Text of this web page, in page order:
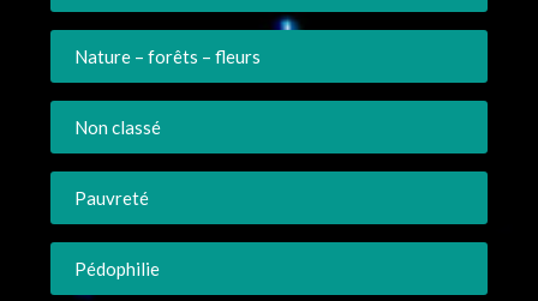
Nature – forêts – fleurs
Non classé
Pauvreté
Pédophilie